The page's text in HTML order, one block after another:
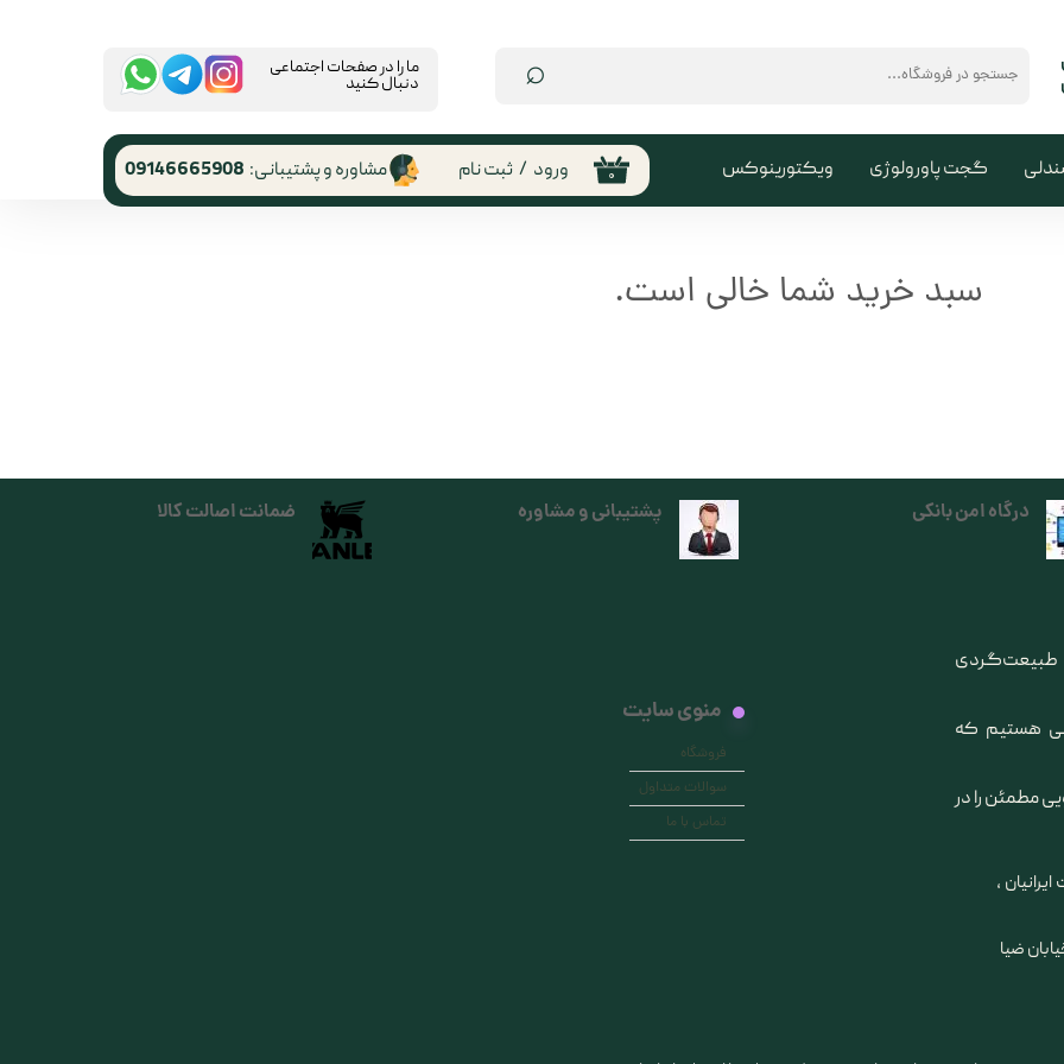
⌕
گجت پاورولوژی ویکتورینوکس ۰ ورود / ثبت نام
حساب کاربری
مشاوره و پشتیبانی: 09146665908
​ما را در صفحات اجتماعی
دنبال کنید
سبد خرید شما خالی است.
طبیعت‌گردی
هستیم که
مطمئن را در
منوی سایت
فروشگاه
سوالات متداول
تماس با ما
،
ضیا
درگاه امن بانکی پشتیبانی و مشاوره ضمانت اصالت کالا